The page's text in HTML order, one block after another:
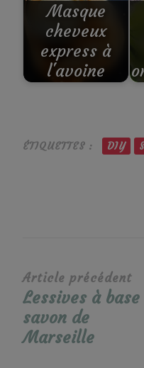
Masque
cheveux
express à
l'avoine
ÉTIQUETTES : DIY
Navigation
d’article
Article précédent
Lessives à base
savon de
Marseille